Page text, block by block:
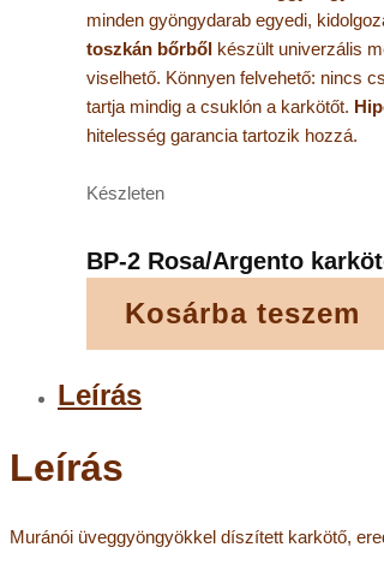
minden gyöngydarab egyedi,
toszkán bőrből készült univerzális
viselhető. Könnyen felvehető: nincs
tartja mindig a csuklón a karkötőt.
hitelesség garancia tartozik hozzá.
Készleten
BP-2 Rosa/Argento
Kosárba teszem
Leírás
Leírás
Muránói üveggyöngyökkel díszített karkötő,